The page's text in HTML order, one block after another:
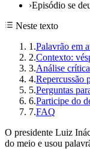
›Episódio se
Neste texto
1 .Palavrão em
2.Contexto:
3.Análise
4.Repercussão
5.Perguntas
6.Participe do
7.FAQ
O presidente Luiz
do meio e usou